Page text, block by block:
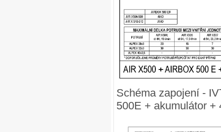
Schéma zapojení -
500E + akumulátor